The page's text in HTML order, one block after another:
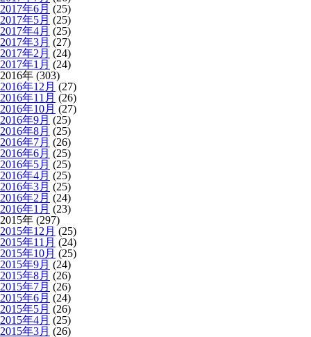
2017年6月 (25)
2017年5月 (25)
2017年4月 (25)
2017年3月 (27)
2017年2月 (24)
2017年1月 (24)
2016年 (303)
2016年12月 (27)
2016年11月 (26)
2016年10月 (27)
2016年9月 (25)
2016年8月 (25)
2016年7月 (26)
2016年6月 (25)
2016年5月 (25)
2016年4月 (25)
2016年3月 (25)
2016年2月 (24)
2016年1月 (23)
2015年 (297)
2015年12月 (25)
2015年11月 (24)
2015年10月 (25)
2015年9月 (24)
2015年8月 (26)
2015年7月 (26)
2015年6月 (24)
2015年5月 (26)
2015年4月 (25)
2015年3月 (26)